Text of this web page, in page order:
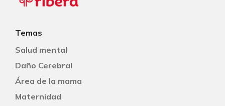
Temas
Salud mental
Daño Cerebral
Área de la mama
Maternidad